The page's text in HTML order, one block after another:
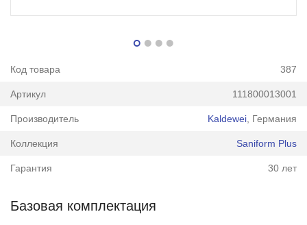
Код товара 387
Артикул 111800013001
Производитель Kaldewei , Германия
Коллекция Saniform Plus
Гарантия 30 лет
Базовая комплектация